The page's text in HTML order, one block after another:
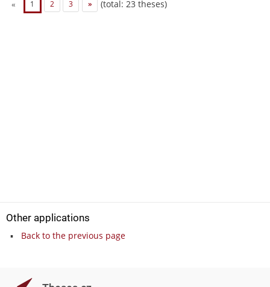
« 1 2 3 » (total: 23 theses)
Other applications
Back to the previous page